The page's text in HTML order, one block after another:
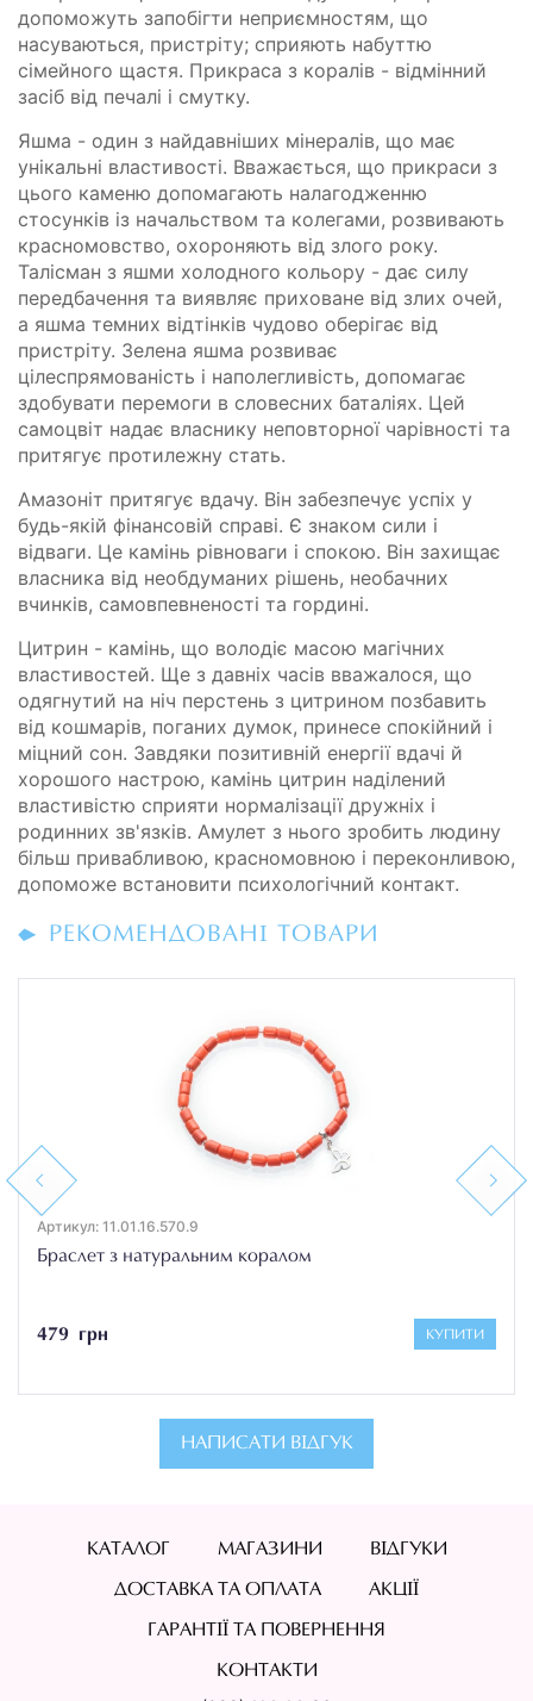
допоможуть запобігти неприємностям, що
насуваються, пристріту; сприяють набуттю
сімейного щастя. Прикраса з коралів - відмінний
засіб від печалі і смутку.
Яшма - один з найдавніших мінералів, що має
унікальні властивості. Вважається, що прикраси з
цього каменю допомагають налагодженню
стосунків із начальством та колегами, розвивають
красномовство, охороняють від злого року.
Талісман з яшми холодного кольору - дає силу
передбачення та виявляє приховане від злих очей,
а яшма темних відтінків чудово оберігає від
пристріту. Зелена яшма розвиває
цілеспрямованість і наполегливість, допомагає
здобувати перемоги в словесних баталіях. Цей
самоцвіт надає власнику неповторної чарівності та
притягує протилежну стать.
Амазоніт притягує вдачу. Він забезпечує успіх у
будь-якій фінансовій справі. Є знаком сили і
відваги. Це камінь рівноваги і спокою. Він захищає
власника від необдуманих рішень, необачних
вчинків, самовпевненості та гордині.
Цитрин - камінь, що володіє масою магічних
властивостей. Ще з давніх часів вважалося, що
одягнутий на ніч перстень з цитрином позбавить
від кошмарів, поганих думок, принесе спокійний і
міцний сон. Завдяки позитивній енергії вдачі й
хорошого настрою, камінь цитрин наділений
властивістю сприяти нормалізації дружніх і
родинних зв'язків. Амулет з нього зробить людину
більш привабливою, красномовною і переконливою,
допоможе встановити психологічний контакт.
РЕКОМЕНДОВАНІ ТОВАРИ
Previous
Артикул: 11.01.16.570.9
Браслет з натуральним коралом
479 грн КУПИТИ
Next
НАПИСАТИ ВІДГУК
КАТАЛОГ МАГАЗИНИ ВІДГУКИ
ДОСТАВКА ТА ОПЛАТА АКЦІЇ
ГАРАНТІЇ ТА ПОВЕРНЕННЯ
КОНТАКТИ